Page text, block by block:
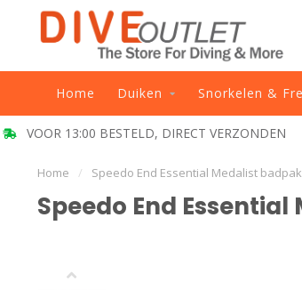
Home Duiken Snorkelen &
VOOR 13:00 BESTELD, DIRECT VERZONDEN
Home / Speedo End Essential Medalist
Speedo End